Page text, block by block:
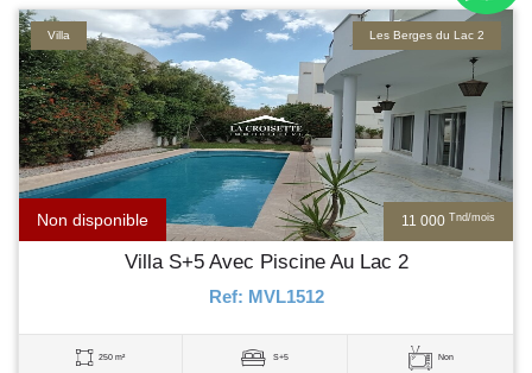
11 000 Tnd/mois
Non disponible
Les Berges du Lac 2
Villa
Villa S+5 Avec Piscine Au Lac 2
Ref: MVL1512
250 m² S+5 Non